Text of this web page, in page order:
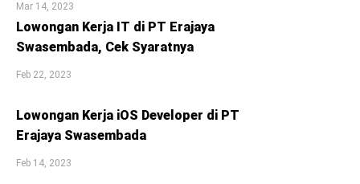
Mar 14, 2023
Lowongan Kerja IT di PT Erajaya
Swasembada, Cek Syaratnya
Feb 22, 2023
Lowongan Kerja iOS Developer di PT
Erajaya Swasembada
Feb 14, 2023